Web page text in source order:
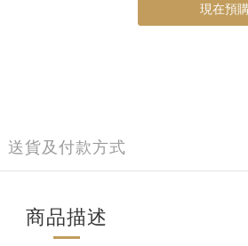
現在預
送貨及付款方式
商品描述